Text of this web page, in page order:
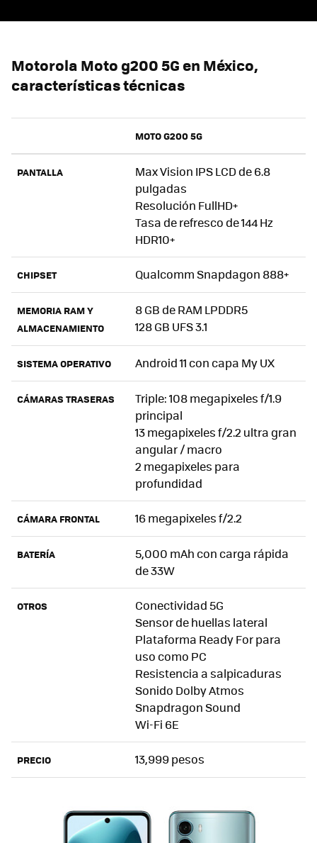
Motorola Moto g200 5G en México,
características técnicas
MOTO G200 5G
PANTALLA
Max Vision IPS LCD de 6.8
pulgadas
Resolución FullHD+
Tasa de refresco de 144 Hz
HDR10+
CHIPSET Qualcomm Snapdagon 888+
MEMORIA RAM Y
ALMACENAMIENTO
8 GB de RAM LPDDR5
128 GB UFS 3.1
SISTEMA OPERATIVO Android 11 con capa My UX
CÁMARAS TRASERAS
Triple: 108 megapixeles f/1.9
principal
13 megapixeles f/2.2 ultra gran
angular / macro
2 megapixeles para
profundidad
CÁMARA FRONTAL 16 megapixeles f/2.2
BATERÍA
5,000 mAh con carga rápida
de 33W
OTROS
Conectividad 5G
Sensor de huellas lateral
Plataforma Ready For para
uso como PC
Resistencia a salpicaduras
Sonido Dolby Atmos
Snapdragon Sound
Wi-Fi 6E
PRECIO 13,999 pesos